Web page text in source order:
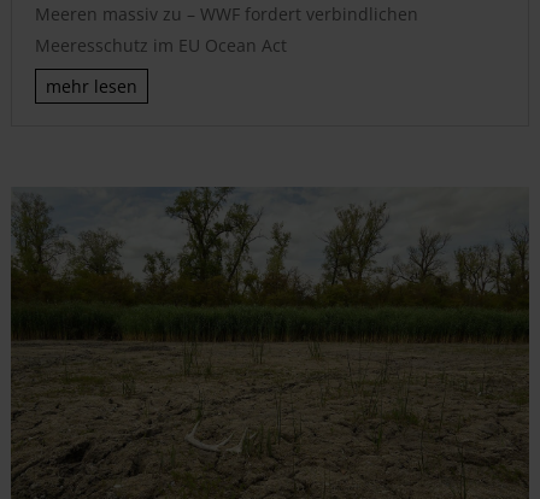
Meeren massiv zu – WWF fordert verbindlichen
Meeresschutz im EU Ocean Act
mehr lesen